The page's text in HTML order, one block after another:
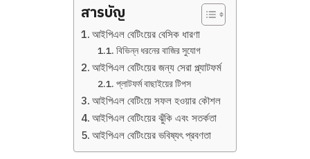
สารบัญ
আইপিএল বেটিংয়ের বেসিক ধারণা
বিভিন্ন ধরনের বাজির সুযোগ
আইপিএল বেটিংয়ের জন্য সেরা প্ল্যাটফর্ম
প্লাটফর্ম বাছাইয়ের টিপস
আইপিএল বেটিংয়ে সফল হওয়ার কৌশল
আইপিএল বেটিংয়ের ঝুঁকি এবং সতর্কতা
আইপিএল বেটিংয়ের ভবিষ্যৎ প্রবণতা